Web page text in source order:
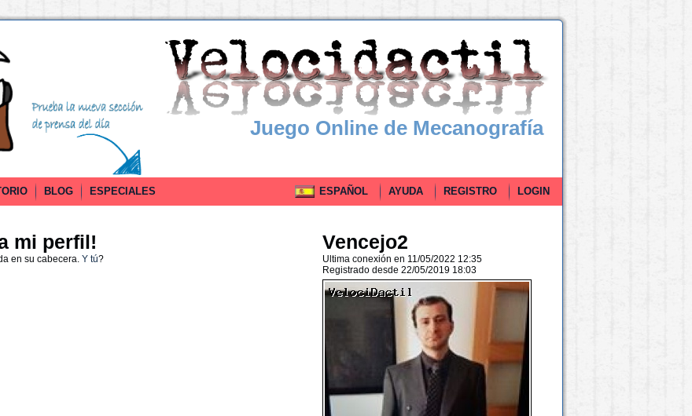
Juego Online de Mecanografía
BLOG ESPECIALES ESPAÑOL AYUDA REGISTRO LOGIN
mi perfil!
en su cabecera. Y tú?
Vencejo2
Ultima conexión en 11/05/2022 12:35
Registrado desde 22/05/2019 18:03